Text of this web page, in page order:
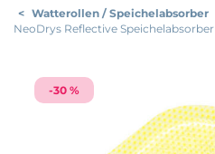
< Watterollen / Speichelabsorber
NeoDrys Reflective Speichelabsorber
-30 %